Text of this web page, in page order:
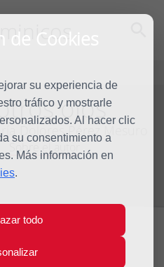
de Cookies
su experiencia de
tráfico y mostrarle
Al hacer clic
su consentimiento a
Más información en
.
todo
ojos
Dolores Pérez Mesuro
Sobre el autor